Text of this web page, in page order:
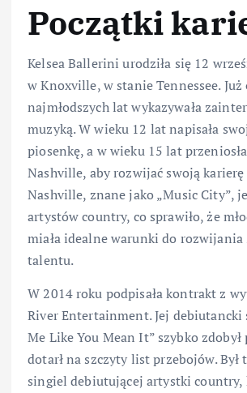
Początki
Kelsea Ballerini urodziła się 12
w Knoxville, w stanie Tennessee. Już
najmłodszych lat wykazywała
muzyką. W wieku 12 lat napisała
piosenkę, a w wieku 15 lat
Nashville, aby rozwijać swoją karierę
Nashville, znane jako „Music City”,
artystów country, co sprawiło, że
miała idealne warunki do rozwijania
talentu.
W 2014 roku podpisała kontrakt z
River Entertainment. Jej debiutancki
Me Like You Mean It” szybko
dotarł na szczyty list przebojów. Był
singiel debiutującej artystki country,